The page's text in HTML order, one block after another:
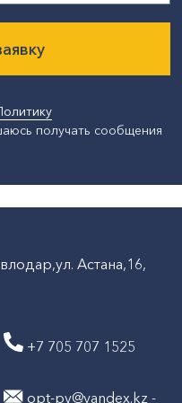
получать сообщения
Астана,16,
+7 705 707 1525
opt-pv@yandex.kz -